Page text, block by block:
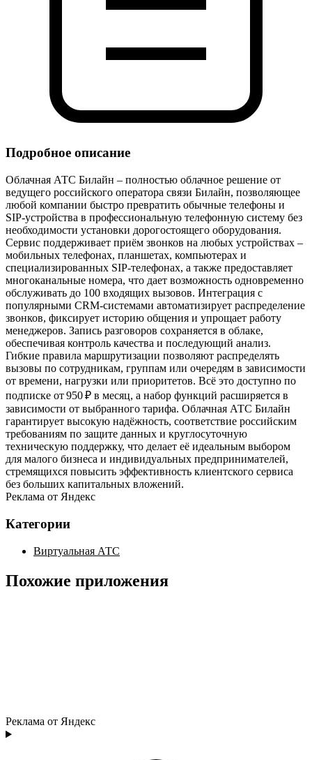
Подробное описание
Облачная АТС Билайн – полностью облачное решение от
ведущего российского оператора связи Билайн, позволяющее
любой компании быстро превратить обычные телефоны и
SIP‑устройства в профессиональную телефонную систему без
необходимости установки дорогостоящего оборудования.
Сервис поддерживает приём звонков на любых устройствах –
мобильных телефонах, планшетах, компьютерах и
специализированных SIP‑телефонах, а также предоставляет
многоканальные номера, что дает возможность одновременно
обслуживать до 100 входящих вызовов. Интеграция с
популярными CRM‑системами автоматизирует распределение
звонков, фиксирует историю общения и упрощает работу
менеджеров. Запись разговоров сохраняется в облаке,
обеспечивая контроль качества и последующий анализ.
Гибкие правила маршрутизации позволяют распределять
вызовы по сотрудникам, группам или очередям в зависимости
от времени, нагрузки или приоритетов. Всё это доступно по
подписке от 950 ₽ в месяц, а набор функций расширяется в
зависимости от выбранного тарифа. Облачная АТС Билайн
гарантирует высокую надёжность, соответствие российским
требованиям по защите данных и круглосуточную
техническую поддержку, что делает её идеальным выбором
для малого бизнеса и индивидуальных предпринимателей,
стремящихся повысить эффективность клиентского сервиса
без больших капитальных вложений.
Реклама от Яндекс
Категории
Виртуальная АТС
Похожие приложения
Реклама от Яндекс